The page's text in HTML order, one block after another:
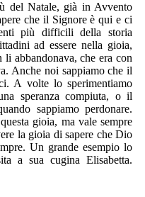
del Natale, già in Avvento
che il Signore è qui e ci
più difficili della storia
ad essere nella gioia,
abbandonava, che era con
Anche noi sappiamo che il
A volte lo sperimentiamo
speranza compiuta, o il
sappiamo perdonare.
gioia, ma vale sempre
la gioia di sapere che Dio
Un grande esempio lo
a sua cugina Elisabetta.